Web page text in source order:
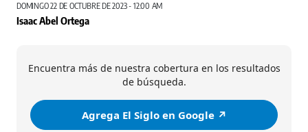
DOMINGO 22 DE OCTUBRE DE 2023 - 12:00 AM
Isaac Abel Ortega
Encuentra más de nuestra cobertura en los resultados
de búsqueda.
Agrega El Siglo en Google ↗️